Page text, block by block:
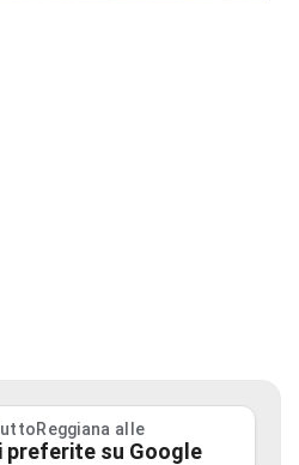
alle
su Google